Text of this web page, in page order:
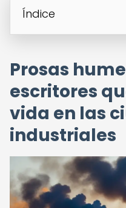
Índice
Prosas
escritores
vida en las
industriales